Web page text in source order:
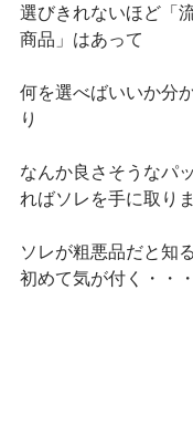
選びきれないほど「
商品」はあって
何を選べばいいか分
り
なんか良さそうなパ
ればソレを手に取りま
ソレが粗悪品だと知
初めて気が付く・・